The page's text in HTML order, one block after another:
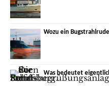
Wozu ein
Was bedeutet